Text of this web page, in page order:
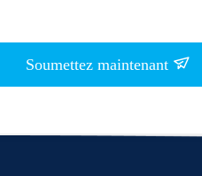
Soumettez maintenant